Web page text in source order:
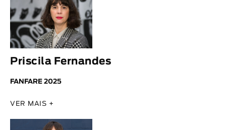
Priscila Fernandes
FANFARE 2025
VER MAIS +